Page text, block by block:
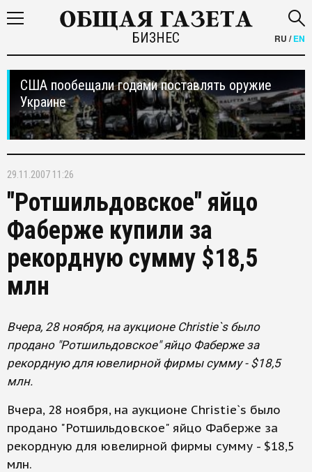
БИЗНЕС RU /EN
США пообещали годами поставлять оружие
Украине
29.11.2007 11:26
"Ротшильдовское" яйцо
Фаберже купили за
рекордную сумму $18,5
млн
Вчера, 28 ноября, на аукционе Christie`s было
продано "Ротшильдовское" яйцо Фаберже за
рекордную для ювелирной фирмы сумму - $18,5
млн.
Вчера, 28 ноября, на аукционе Christie`s было
продано "Ротшильдовское" яйцо Фаберже за
рекордную для ювелирной фирмы сумму - $18,5
млн.